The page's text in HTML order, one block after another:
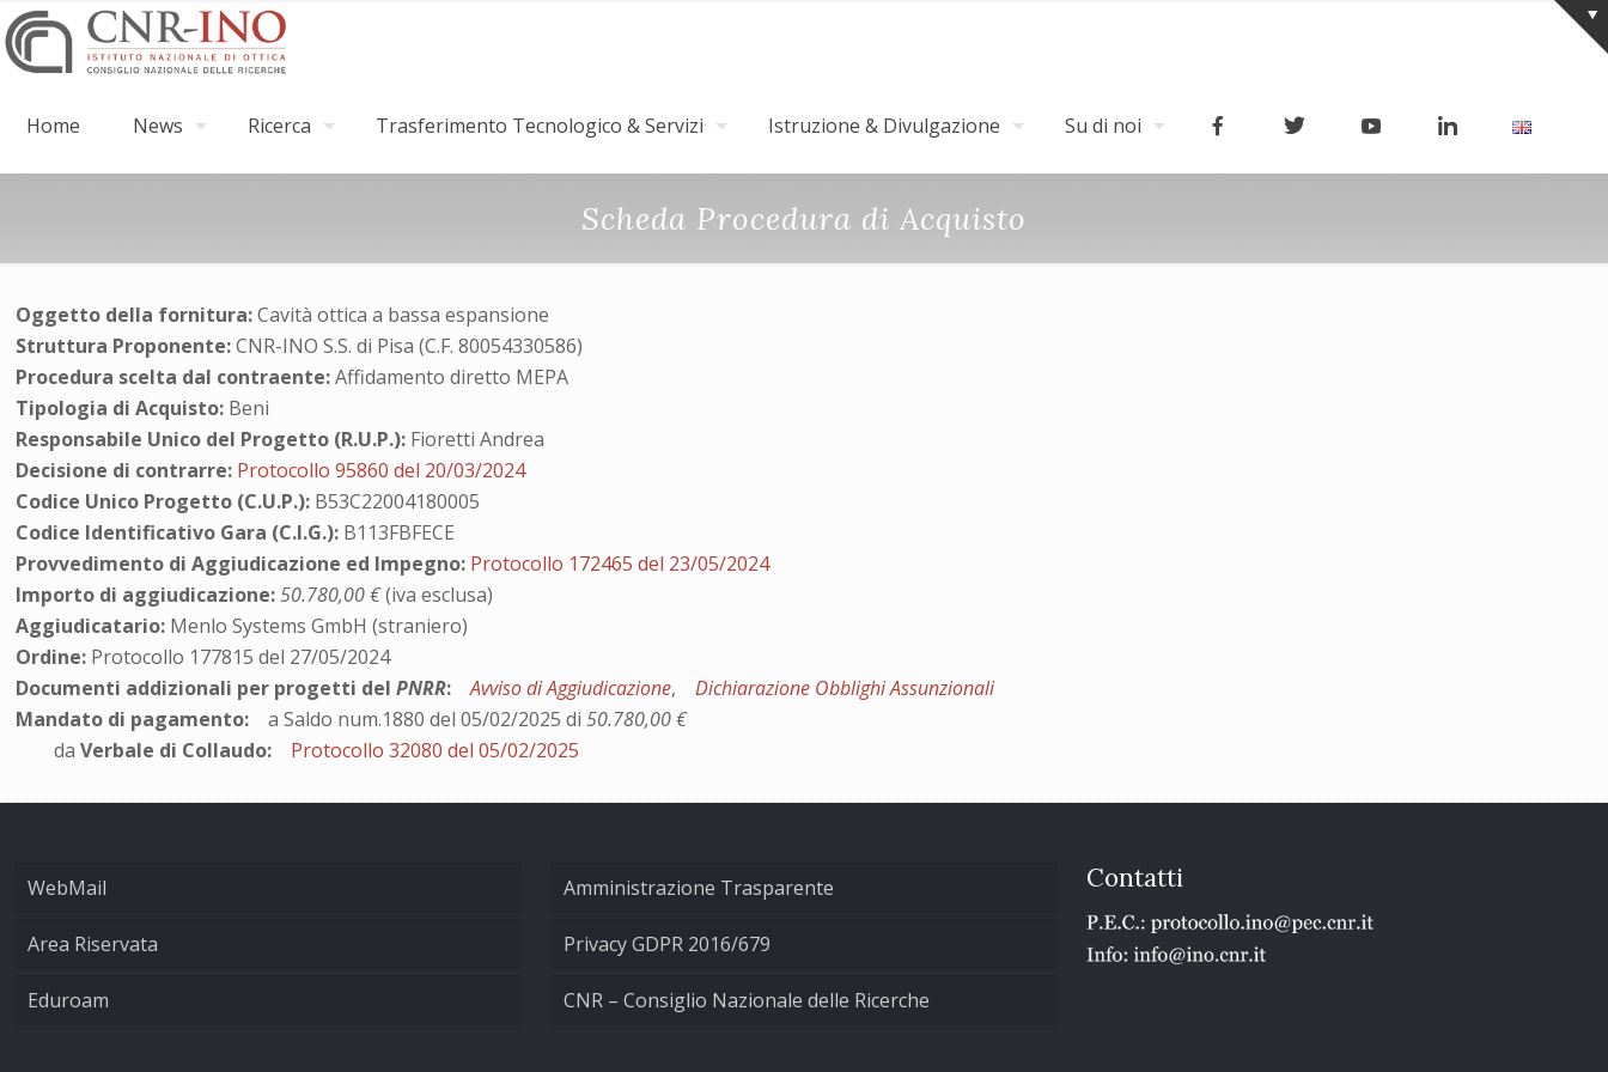
Home News Ricerca Trasferimento Tecnologico & Servizi Istruzione & Divulgazione Su di noi
Scheda Procedura di Acquisto
Oggetto della fornitura:Cavità ottica a bassa espansione
Struttura Proponente:CNR-INO S.S. di Pisa (C.F. 80054330586)
Procedura scelta dal contraente:Affidamento diretto MEPA
Tipologia di Acquisto: Beni
Responsabile Unico del Progetto (R.U.P.): Fioretti Andrea
Decisione di contrarre: Protocollo 95860 del 20/03/2024
Codice Unico Progetto (C.U.P.): B53C22004180005
Codice Identificativo Gara (C.I.G.): B113FBFECE
Provvedimento di Aggiudicazione ed Impegno: Protocollo 172465 del 23/05/2024
Importo di aggiudicazione: 50.780,00 €(iva esclusa)
Aggiudicatario: Menlo Systems GmbH (straniero)
Ordine: Protocollo 177815 del 27/05/2024
Documenti addizionali per progetti delPNRR: Avviso di Aggiudicazione,Dichiarazione Obblighi Assunzionali
Mandato di pagamento: a Saldo num.1880 del 05/02/2025 di50.780,00 €
daVerbale di Collaudo: Protocollo 32080 del 05/02/2025
WebMail
Area Riservata
Eduroam
Amministrazione Trasparente
Privacy GDPR 2016/679
CNR – Consiglio Nazionale delle Ricerche
Contatti